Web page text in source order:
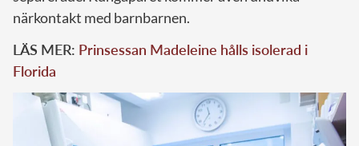
närkontakt med barnbarnen.
LÄS MER: Prinsessan Madeleine hålls isolerad i
Florida